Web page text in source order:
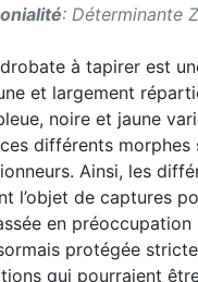
: Déterminante
à tapirer est
et largement
noire et jaune
différents
Ainsi, les
l’objet de captures
en
protégée
qui pourraient